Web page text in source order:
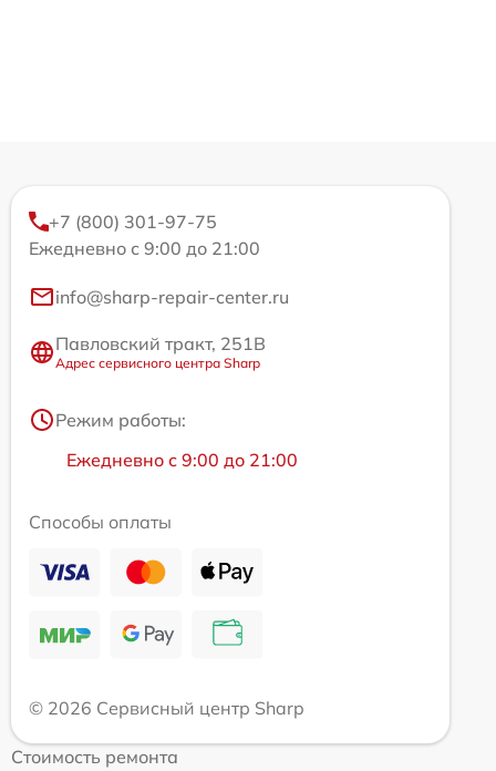
+7 (800) 301-97-75
Ежедневно с 9:00 до 21:00
info@sharp-repair-center.ru
Павловский тракт, 251В
Адрес сервисного центра Sharp
Режим работы:
Ежедневно с 9:00 до 21:00
Способы оплаты
© 2026 Сервисный центр Sharp
Стоимость ремонта